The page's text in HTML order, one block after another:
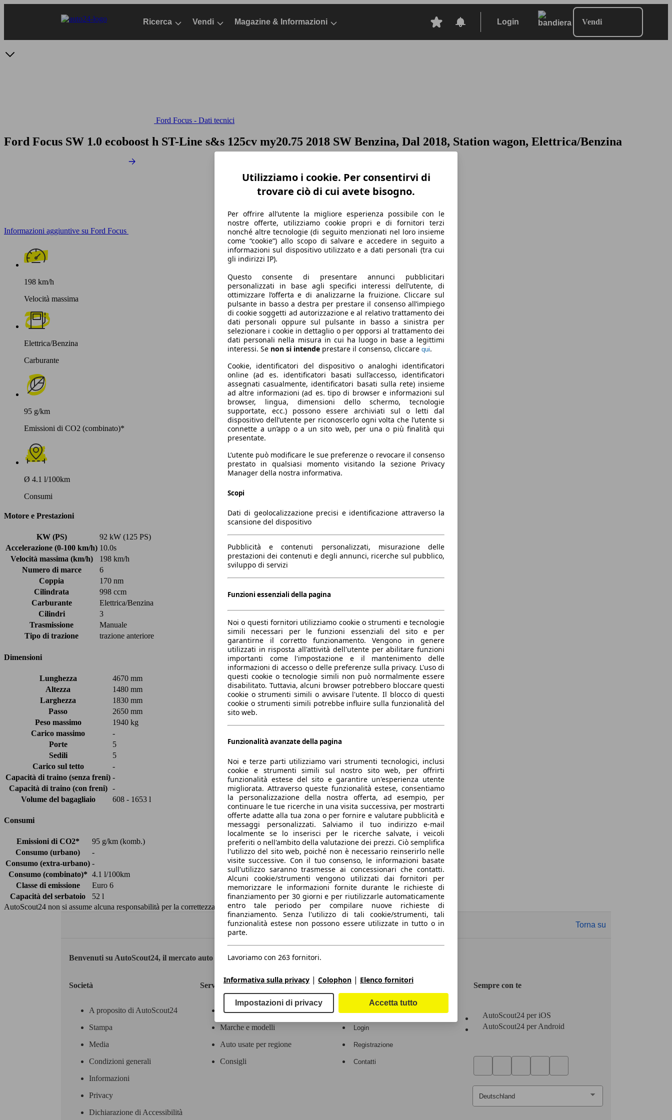
Ricerca Vendi Magazine & Informazioni Login Vendi
Ford Focus - Dati tecnici
Ford Focus SW 1.0 ecoboost h ST-Line s&s 125cv my20.75 2018 SW Benzina, Dal 2018, Station wagon, Elettrica/Benzina
Informazioni aggiuntive su Ford Focus
198 km/h
Velocità massima
Elettrica/Benzina
Carburante
95 g/km
Emissioni di CO2 (combinato)*
Ø 4.1 l/100km
Consumi
Motore e Prestazioni
KW (PS)
92 kW (125 PS)
Accelerazione (0-100 km/h) 10.0s
Velocità massima (km/h)
198 km/h
Numero di marce
6
Coppia
170 nm
Cilindrata
998 ccm
Carburante
Elettrica/Benzina
Cilindri
3
Trasmissione
Manuale
Tipo di trazione
trazione anteriore
Dimensioni
Lunghezza
4670 mm
Altezza
1480 mm
Larghezza
1830 mm
Passo
2650 mm
Peso massimo
1940 kg
Carico massimo
-
Porte
5
Sedili
5
Carico sul tetto
-
Capacità di traino (senza freni) -
Capacità di traino (con freni)
-
Volume del bagagliaio
608 - 1653 l
Consumi
Emissioni di CO2*
95 g/km (komb.)
Consumo (urbano)
-
Consumo (extra-urbano) -
Consumo (combinato)* 4.1 l/100km
Classe di emissione
Euro 6
Capacità del serbatoio
52 l
AutoScout24 non si assume alcuna responsabilità per la correttezza dei dati.
Torna su
Benvenuti su AutoScout24, il mercato auto europeo.
Società
A proposito di AutoScout24
Stampa
Media
Condizioni generali
Informazioni
Privacy
Dichiarazione di Accessibilità
Servizi
Contatti
Marche e modelli
Auto usate per regione
Consigli
Area rivenditori
Login
Registrazione
Contatti
Sempre con te
AutoScout24 per iOS
AutoScout24 per Android
Utilizziamo i cookie. Per consentirvi di
trovare ciò di cui avete bisogno.
Per offrire all’utente la migliore esperienza possibile con le
nostre offerte, utilizziamo cookie propri e di fornitori terzi
nonché altre tecnologie (di seguito menzionati nel loro insieme
come “cookie”) allo scopo di salvare e accedere in seguito a
informazioni sul dispositivo utilizzato e a dati personali (tra cui
gli indirizzi IP).
Questo consente di presentare annunci pubblicitari
personalizzati in base agli specifici interessi dell’utente, di
ottimizzare l’offerta e di analizzarne la fruizione. Cliccare sul
pulsante in basso a destra per prestare il consenso all’impiego
di cookie soggetti ad autorizzazione e al relativo trattamento dei
dati personali oppure sul pulsante in basso a sinistra per
selezionare i cookie in dettaglio o per opporsi al trattamento dei
dati personali nella misura in cui ha luogo in base a legittimi
interessi. Se non si intende prestare il consenso, cliccare qui.
Cookie, identificatori del dispositivo o analoghi identificatori
online (ad es. identificatori basati sull’accesso, identificatori
assegnati casualmente, identificatori basati sulla rete) insieme
ad altre informazioni (ad es. tipo di browser e informazioni sul
browser, lingua, dimensioni dello schermo, tecnologie
supportate, ecc.) possono essere archiviati sul o letti dal
dispositivo dell’utente per riconoscerlo ogni volta che l’utente si
connette a un’app o a un sito web, per una o più finalità qui
presentate.
L’utente può modificare le sue preferenze o revocare il consenso
prestato in qualsiasi momento visitando la sezione Privacy
Manager della nostra informativa.
Scopi
Dati di geolocalizzazione precisi e identificazione attraverso la
scansione del dispositivo
Pubblicità e contenuti personalizzati, misurazione delle
prestazioni dei contenuti e degli annunci, ricerche sul pubblico,
sviluppo di servizi
Funzioni essenziali della pagina
Noi o questi fornitori utilizziamo cookie o strumenti e tecnologie
simili necessari per le funzioni essenziali del sito e per
garantirne il corretto funzionamento. Vengono in genere
utilizzati in risposta all'attività dell'utente per abilitare funzioni
importanti come l'impostazione e il mantenimento delle
informazioni di accesso o delle preferenze sulla privacy. L'uso di
questi cookie o tecnologie simili non può normalmente essere
disabilitato. Tuttavia, alcuni browser potrebbero bloccare questi
cookie o strumenti simili o avvisare l'utente. Il blocco di questi
cookie o strumenti simili potrebbe influire sulla funzionalità del
sito web.
Funzionalità avanzate della pagina
Noi e terze parti utilizziamo vari strumenti tecnologici, inclusi
cookie e strumenti simili sul nostro sito web, per offrirti
funzionalità estese del sito e garantire un'esperienza utente
migliorata. Attraverso queste funzionalità estese, consentiamo
la personalizzazione della nostra offerta, ad esempio, per
continuare le tue ricerche in una visita successiva, per mostrarti
offerte adatte alla tua zona o per fornire e valutare pubblicità e
messaggi personalizzati. Salviamo il tuo indirizzo e-mail
localmente se lo inserisci per le ricerche salvate, i veicoli
preferiti o nell'ambito della valutazione dei prezzi. Ciò semplifica
l'utilizzo del sito web, poiché non è necessario reinserirlo nelle
visite successive. Con il tuo consenso, le informazioni basate
sull'utilizzo saranno trasmesse ai concessionari che contatti.
Alcuni cookie/strumenti vengono utilizzati dai fornitori per
memorizzare le informazioni fornite durante le richieste di
finanziamento per 30 giorni e per riutilizzarle automaticamente
entro tale periodo per compilare nuove richieste di
finanziamento. Senza l'utilizzo di tali cookie/strumenti, tali
funzionalità estese non possono essere utilizzate in tutto o in
parte.
Lavoriamo con 263 fornitori.
Informativa sulla privacy | Colophon | Elenco fornitori
Impostazioni di privacy Accetta tutto